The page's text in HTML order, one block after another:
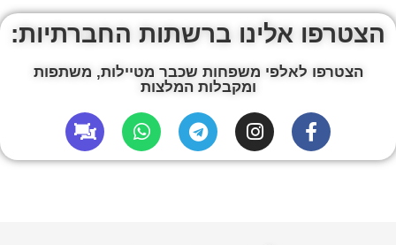
הצטרפו אלינו ברשתות החברתיות:
הצטרפו לאלפי משפחות שכבר מטיילות, משתפות
ומקבלות המלצות